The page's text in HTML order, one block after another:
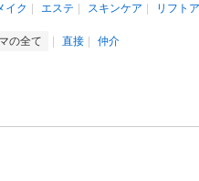
イク
エステ スキンケア リフト
の全て 直接 仲介